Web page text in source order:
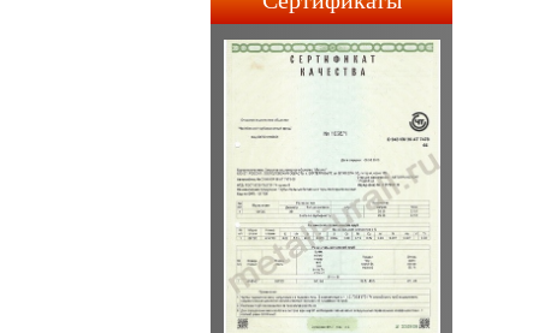
строительства АПЛ 4-го и
5-го поколений.